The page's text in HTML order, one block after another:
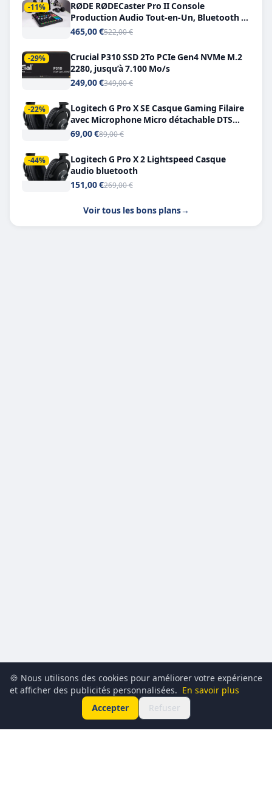
-11%
RØDE RØDECaster Pro II Console
Production Audio Tout-en-Un, Bluetooth et
Double USB-C
465,00 €522,00 €
-29%
Crucial P310 SSD 2To PCIe Gen4 NVMe M.2
2280, jusqu’à 7.100 Mo/s
249,00 €349,00 €
-22%
Logitech G Pro X SE Casque Gaming Filaire
avec Microphone Micro détachable DTS
Headphone X 7.1
69,00 €89,00 €
-44%
Logitech G Pro X 2 Lightspeed Casque
audio bluetooth
151,00 €269,00 €
Voir tous les bons plans→
🍪 Nous utilisons des cookies pour améliorer votre expérience
et afficher des publicités personnalisées. En savoir plus
Accepter
Refuser